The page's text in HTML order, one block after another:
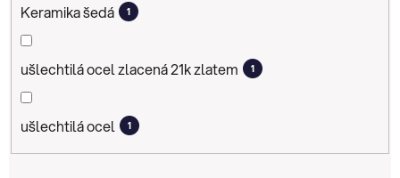
Keramika šedá 1
ušlechtilá ocel zlacená 21k zlatem 1
ušlechtilá ocel 1